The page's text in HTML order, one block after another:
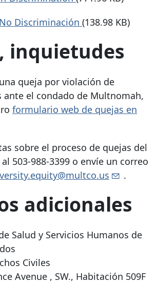
Discriminación (138.98 KB)
inquietudes
queja por violación de
ante el condado de Multnomah,
formulario web de quejas en
sobre el proceso de quejas del
503-988-3399 o envíe un correo
.
adicionales
Salud y Servicios Humanos de
Civiles
Avenue , SW., Habitación 509F